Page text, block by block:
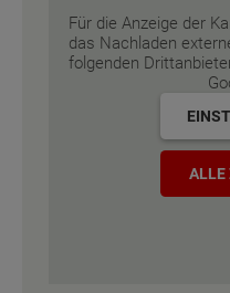
Für die Anzeige der
das Nachladen
folgenden
ALLE